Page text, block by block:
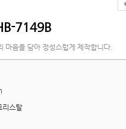
7149B
마음을 담아 정성스럽게 제작합니다.
리스탈